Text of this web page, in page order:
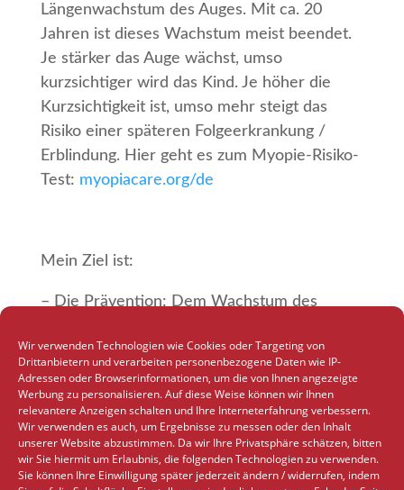
Wir verwenden Technologien wie Cookies oder Targeting von
Drittanbietern und verarbeiten personenbezogene Daten wie IP-
Adressen oder Browserinformationen, um die von Ihnen angezeigte
Werbung zu personalisieren. Auf diese Weise können wir Ihnen
relevantere Anzeigen schalten und Ihre Interneterfahrung verbessern.
Wir verwenden es auch, um Ergebnisse zu messen oder den Inhalt
unserer Website abzustimmen. Da wir Ihre Privatsphäre schätzen, bitten
wir Sie hiermit um Erlaubnis, die folgenden Technologien zu verwenden.
Sie können Ihre Einwilligung später jederzeit ändern / widerrufen, indem
Längenwachstum des Auges. Mit ca. 20
Jahren ist dieses Wachstum meist beendet.
Je stärker das Auge wächst, umso
kurzsichtiger wird das Kind. Je höher die
Kurzsichtigkeit ist, umso mehr steigt das
Risiko einer späteren Folgeerkrankung /
Erblindung. Hier geht es zum Myopie-Risiko-
Test: myopiacare.org/de
Mein Ziel ist:
– Die Prävention: Dem Wachstum des
– Die Kontrolle: Nach der Entstehung einer
Kurzsichtigkeit das Fortschreiten zu
bremsen.
– Die Korrektur: Mit geeigneten und
speziellen Korrekturmitteln ein deutliches